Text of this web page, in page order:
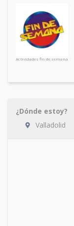
Actividades fin de semana
¿Dónde estoy?
Valladolid